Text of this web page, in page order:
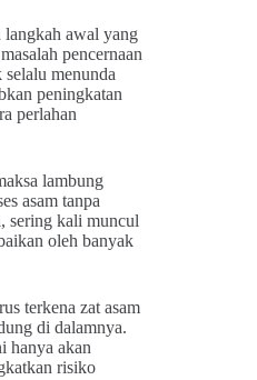
langkah awal yang
pencernaan
menunda
peningkatan
perlahan
lambung
asam tanpa
sering kali muncul
oleh banyak
terkena zat asam
di dalamnya.
hanya akan
risiko